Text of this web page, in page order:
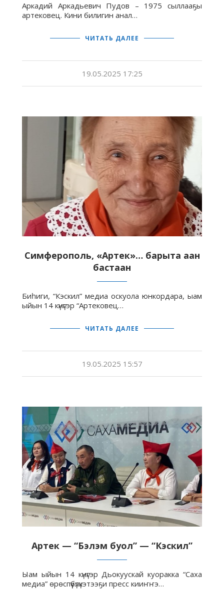
Аркадий Аркадьевич Пудов – 1975 сыллааҕы
артековец. Кини билигин анал…
ЧИТАТЬ ДАЛЕЕ
19.05.2025 17:25
Симферополь, «Артек»… барыта аан
бастаан
Биһиги, “Кэскил” медиа оскуола юнкордара, ыам
ыйын 14 күнүгэр “Артековец…
ЧИТАТЬ ДАЛЕЕ
19.05.2025 15:57
Артек — “Бэлэм буол” — “Кэскил”
Ыам ыйын 14 күнүгэр Дьокуускай куоракка “Саха
медиа” өрөспүүбүлүкэтээҕи пресс кииҥҥэ…